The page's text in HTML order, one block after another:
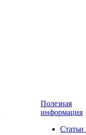
Полезная
информация
Статьи